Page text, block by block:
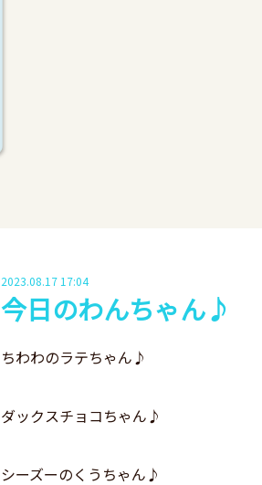
2023.08.17 17:04
今日のわんちゃん♪
ちわわのラテちゃん♪
ダックスチョコちゃん♪
シーズーのくうちゃん♪